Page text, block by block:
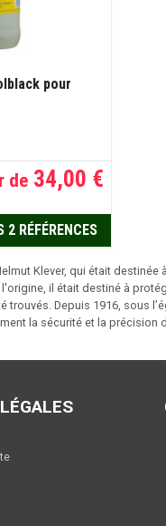
pour
de34,00 €
2 RÉFÉRENCES
Klever, qui était
il était destiné à
Depuis 1916, sous
la sécurité et la précision